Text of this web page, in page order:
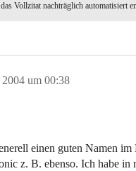
Vollzitat nachträglich automatisiert
um 00:38
einen guten Namen
z. B. ebenso. Ich habe in